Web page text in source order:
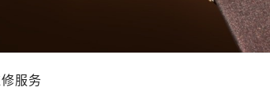
东莞市东城街道鸿福东路1号民盈国贸中心
无锡市梁溪区人民中路139号恒隆广场写字
南通市崇川区工农路57号圆融广场写字楼
苏州市苏州工业园区星港街199号苏州中心
服务